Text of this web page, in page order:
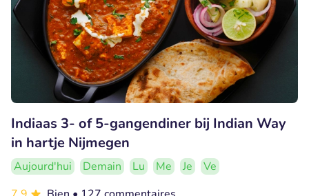
Indiaas 3- of 5-gangendiner bij Indian Way
in hartje Nijmegen
Aujourd'hui Demain Lu Me Je
Ve